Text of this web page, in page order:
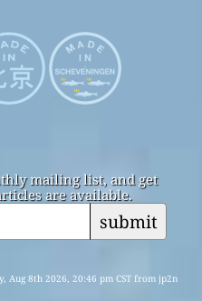
mailing list, and get
are available.
submit
Aug 8th 2026, 20:46 pm CST from jp2n